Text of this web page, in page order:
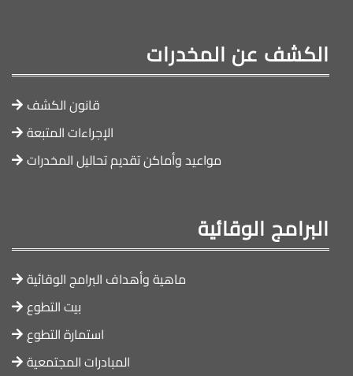
الكشف عن المخدرات
قانون الكشف
الإجراءات المتبعة
مواعيد وأماكن تقديم تحاليل المخدرات
البرامج الوقائية
ماهية وأهداف البرامج الوقائية
بيت التطوع
استمارة التطوع
المبادرات المجتمعية